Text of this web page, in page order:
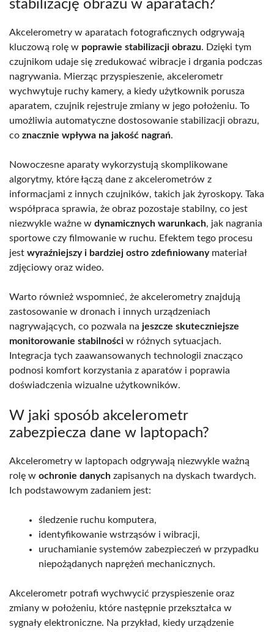
stabilizację obrazu w aparatach?
Akcelerometry w aparatach fotograficznych odgrywają
kluczową rolę w poprawie stabilizacji obrazu. Dzięki tym
czujnikom udaje się zredukować wibracje i drgania podczas
nagrywania. Mierząc przyspieszenie, akcelerometr
wychwytuje ruchy kamery, a kiedy użytkownik porusza
aparatem, czujnik rejestruje zmiany w jego położeniu. To
umożliwia automatyczne dostosowanie stabilizacji obrazu,
co znacznie wpływa na jakość nagrań.
Nowoczesne aparaty wykorzystują skomplikowane
algorytmy, które łączą dane z akcelerometrów z
informacjami z innych czujników, takich jak żyroskopy. Taka
współpraca sprawia, że obraz pozostaje stabilny, co jest
niezwykle ważne w dynamicznych warunkach, jak nagrania
sportowe czy filmowanie w ruchu. Efektem tego procesu
jest wyraźniejszy i bardziej ostro zdefiniowanymateriał
zdjęciowy oraz wideo.
Warto również wspomnieć, że akcelerometry znajdują
zastosowanie w dronach i innych urządzeniach
nagrywających, co pozwala na jeszcze skuteczniejsze
monitorowanie stabilności w różnych sytuacjach.
Integracja tych zaawansowanych technologii znacząco
podnosi komfort korzystania z aparatów i poprawia
doświadczenia wizualne użytkowników.
W jaki sposób akcelerometr
zabezpiecza dane w laptopach?
Akcelerometry w laptopach odgrywają niezwykle ważną
rolę w ochronie danych zapisanych na dyskach twardych.
Ich podstawowym zadaniem jest:
śledzenie ruchu komputera,
identyfikowanie wstrząsów i wibracji,
uruchamianie systemów zabezpieczeń w przypadku
niepożądanych naprężeń mechanicznych.
Akcelerometr potrafi wychwycić przyspieszenie oraz
zmiany w położeniu, które następnie przekształca w
sygnały elektroniczne. Na przykład, kiedy urządzenie